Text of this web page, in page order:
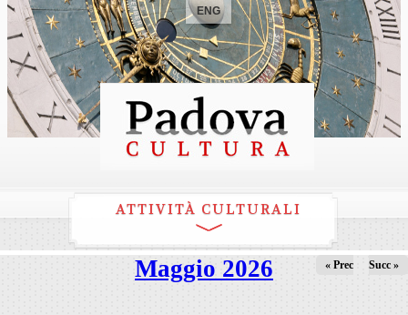
ENG
ATTIVITÀ CULTURALI
Maggio 2026 « Prec Succ »